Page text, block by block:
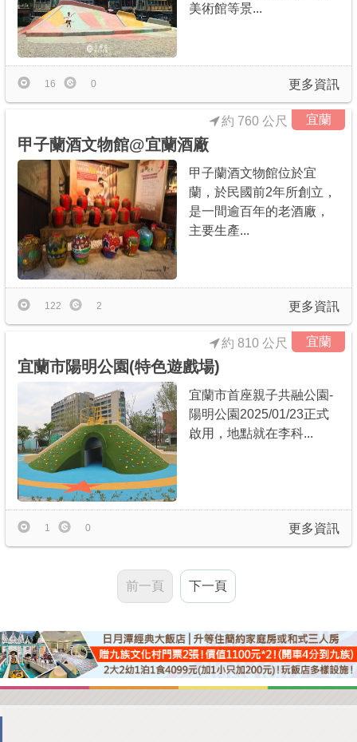
美術館等景...
更多資訊
16 0
宜蘭
約 760 公尺
甲子蘭酒文物館@宜蘭酒廠
甲子蘭酒文物館位於宜
蘭，於民國前2年所創立，
是一間逾百年的老酒廠，
主要生產...
更多資訊
122 2
宜蘭
約 810 公尺
宜蘭市陽明公園(特色遊戲場)
宜蘭市首座親子共融公園-
陽明公園2025/01/23正式
啟用，地點就在李科...
更多資訊
1 0
前一頁 下一頁